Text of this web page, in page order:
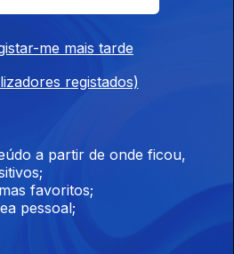
Ep. 4
me mais tarde
registados)
a partir de onde ficou,
favoritos;
pessoal;